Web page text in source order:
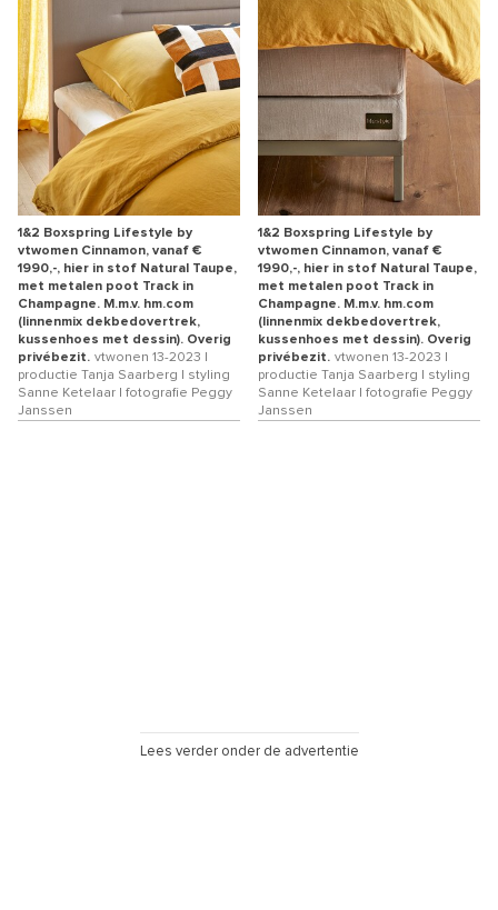
1&2 Boxspring Lifestyle by
vtwomen Cinnamon, vanaf €
1990,-, hier in stof Natural Taupe,
met metalen poot Track in
Champagne. M.m.v. hm.com
(linnenmix dekbedovertrek,
kussenhoes met dessin). Overig
privébezit. vtwonen 13-2023 |
productie Tanja Saarberg | styling
Sanne Ketelaar | fotografie Peggy
Janssen
1&2 Boxspring Lifestyle by
vtwomen Cinnamon, vanaf €
1990,-, hier in stof Natural Taupe,
met metalen poot Track in
Champagne. M.m.v. hm.com
(linnenmix dekbedovertrek,
kussenhoes met dessin). Overig
privébezit. vtwonen 13-2023 |
productie Tanja Saarberg | styling
Sanne Ketelaar | fotografie Peggy
Janssen
Lees verder onder de advertentie